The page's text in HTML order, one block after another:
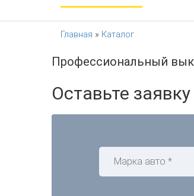
Главная » Каталог
Профессиональный
Оставьте